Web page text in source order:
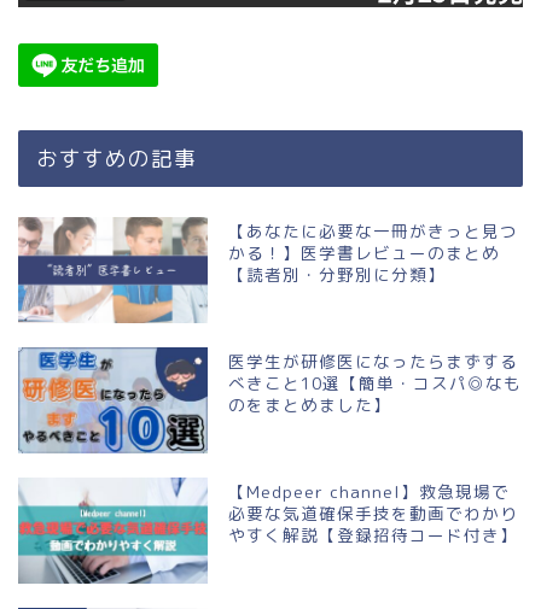
おすすめの記事
【あなたに必要な一冊がきっと見つ
かる！】医学書レビューのまとめ
【読者別・分野別に分類】
医学生が研修医になったらまずする
べきこと10選【簡単・コスパ◎なも
のをまとめました】
【Medpeer channel】救急現場で
必要な気道確保手技を動画でわかり
やすく解説【登録招待コード付き】